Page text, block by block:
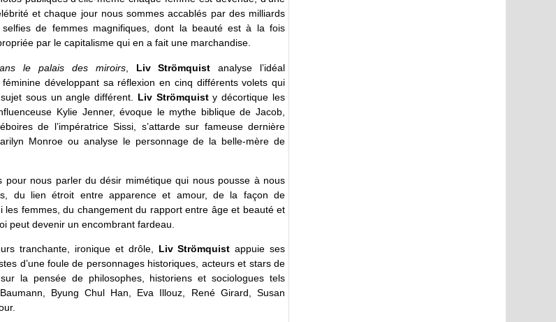
et chaque jour nous sommes accablés par des milliards
de femmes magnifiques, dont la beauté est à la fois
par le capitalisme qui en a fait une marchandise.
le palais des miroirs, Liv Strömquist analyse l’idéal
développant sa réflexion en cinq différents volets qui
sous un angle différent. Liv Strömquisty décortique les
Kylie Jenner, évoque le mythe biblique de Jacob,
de l’impératrice Sissi, s’attarde sur fameuse dernière
Monroe ou analyse le personnage de la belle-mère de
pour nous parler du désir mimétique qui nous pousse à nous
du lien étroit entre apparence et amour, de la façon de
les femmes, du changement du rapport entre âge et beauté et
peut devenir un encombrant fardeau.
tranchante, ironique et drôle, Liv Strömquist appuie ses
d’une foule de personnages historiques, acteurs et stars de
la pensée de philosophes, historiens et sociologues tels
Byung Chul Han, Eva Illouz, René Girard, Susan